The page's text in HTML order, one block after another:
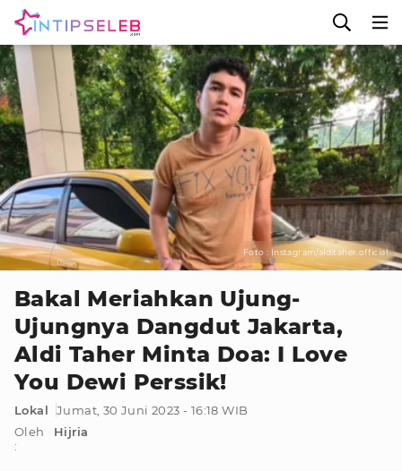
Foto : Instagram/alditaher.official
Bakal Meriahkan Ujung-
Ujungnya Dangdut Jakarta,
Aldi Taher Minta Doa: I Love
You Dewi Perssik!
Lokal
Jumat, 30 Juni 2023 - 16:18 WIB
Oleh
:
Hijria